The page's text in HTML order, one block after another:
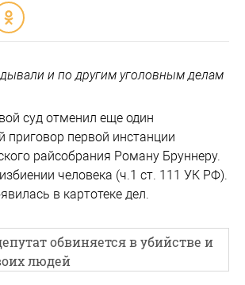
и по другим уголовным делам
суд отменил еще один
приговор первой инстанции
райсобрания Роману Бруннеру.
человека (ч.1 ст. 111 УК РФ).
в картотеке дел.
обвиняется в убийстве и
людей